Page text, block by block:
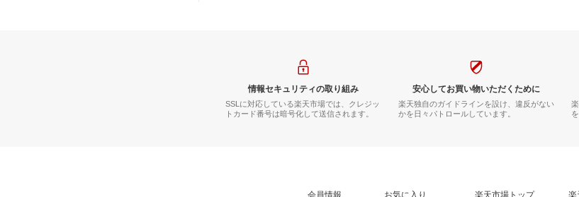
情報セキュリティの取り組み
SSLに対応している楽天市場では、クレジッ
トカード番号は暗号化して送信されます。
安心してお買い物いただくために
楽天独自のガイドラインを設け、違反がない
かを日々パトロールしています。